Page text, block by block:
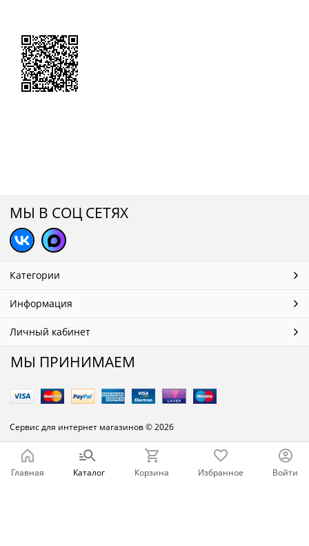
МЫ В СОЦ СЕТЯХ
Категории
Информация
Личный кабинет
МЫ ПРИНИМАЕМ
Сервис для интернет магазинов© 2026
Главная Каталог Корзина Избранное Войти